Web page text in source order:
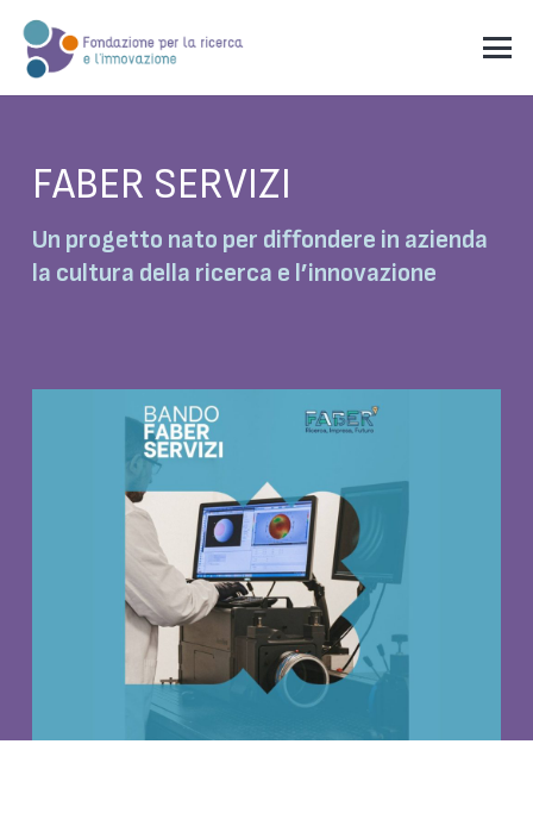
FABER SERVIZI
Un progetto nato per diffondere in azienda
la cultura della ricerca e l’innovazione